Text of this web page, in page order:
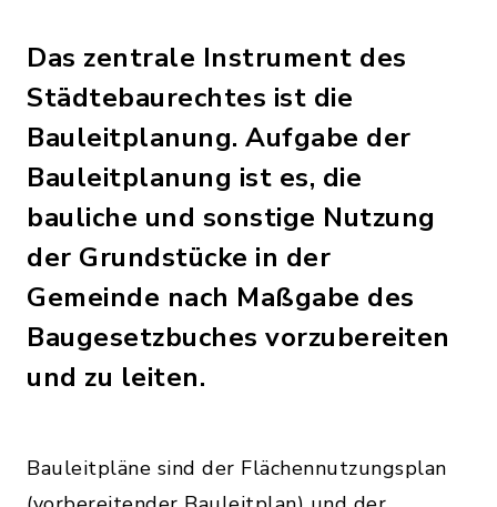
Das zentrale Instrument des
Städtebaurechtes ist die
Bauleitplanung. Aufgabe der
Bauleitplanung ist es, die
bauliche und sonstige Nutzung
der Grundstücke in der
Gemeinde nach Maßgabe des
Baugesetzbuches vorzubereiten
und zu leiten.
Bauleitpläne sind der Flächennutzungsplan